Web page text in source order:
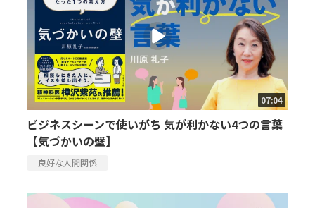
07:04
ビジネスシーンで使いがち 気が利かない4つの言葉
【気づかいの壁】
良好な人間関係